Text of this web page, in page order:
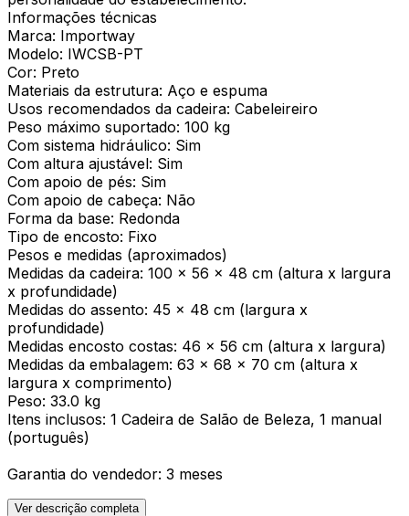
Informações técnicas
Marca: Importway
Modelo: IWCSB-PT
Cor: Preto
Materiais da estrutura: Aço e espuma
Usos recomendados da cadeira: Cabeleireiro
Peso máximo suportado: 100 kg
Com sistema hidráulico: Sim
Com altura ajustável: Sim
Com apoio de pés: Sim
Com apoio de cabeça: Não
Forma da base: Redonda
Tipo de encosto: Fixo
Pesos e medidas (aproximados)
Medidas da cadeira: 100 x 56 x 48 cm (altura x largura
x profundidade)
Medidas do assento: 45 x 48 cm (largura x
profundidade)
Medidas encosto costas: 46 x 56 cm (altura x largura)
Medidas da embalagem: 63 x 68 x 70 cm (altura x
largura x comprimento)
Peso: 33.0 kg
Itens inclusos: 1 Cadeira de Salão de Beleza, 1 manual
(português)
Garantia do vendedor: 3 meses
Ver descrição completa